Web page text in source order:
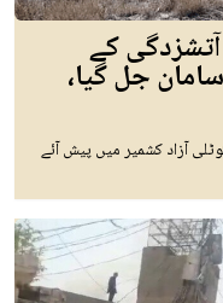
کے
جل گیا،
آزاد کشمیر میں پیش آئے